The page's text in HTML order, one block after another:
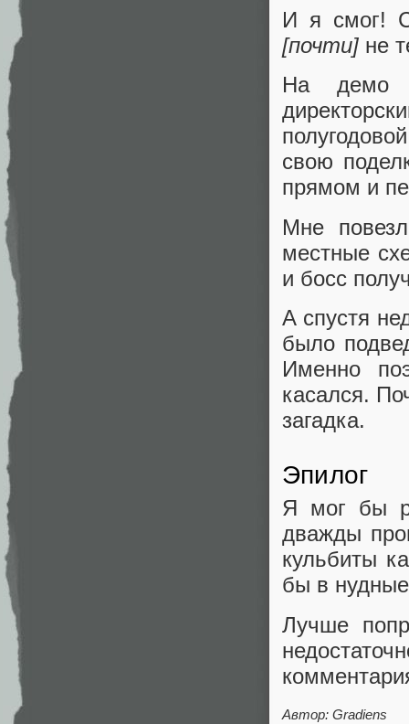
И я смог!
[почти] не
На демо
свою
прямом и
Мне
местные
и босс
А спустя
было
Именно
касался.
загадка.
Эпилог
Я мог бы
дважды
кульбиты
бы в
Лучше
Автор: Gradiens